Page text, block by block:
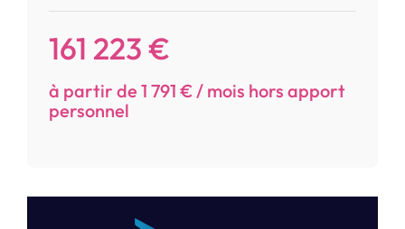
161 223 €
à partir de 1 791 € / mois hors apport
personnel